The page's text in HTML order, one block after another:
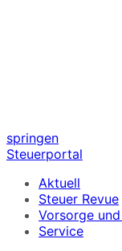
springen
Steuerportal
Aktuell
Steuer Revue
Vorsorge
Service